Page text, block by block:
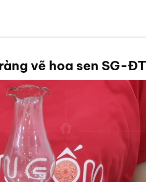
vẽ hoa sen SG-